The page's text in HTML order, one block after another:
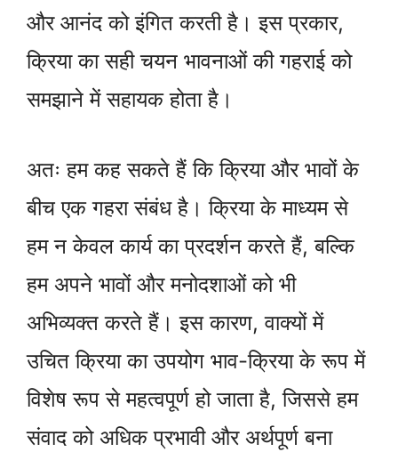
और आनंद को इंगित करती है। इस प्रकार,
क्रिया का सही चयन भावनाओं की गहराई को
समझाने में सहायक होता है।
अतः हम कह सकते हैं कि क्रिया और भावों के
बीच एक गहरा संबंध है। क्रिया के माध्यम से
हम न केवल कार्य का प्रदर्शन करते हैं, बल्कि
हम अपने भावों और मनोदशाओं को भी
अभिव्यक्त करते हैं। इस कारण, वाक्यों में
उचित क्रिया का उपयोग भाव-क्रिया के रूप में
विशेष रूप से महत्वपूर्ण हो जाता है, जिससे हम
संवाद को अधिक प्रभावी और अर्थपूर्ण बना